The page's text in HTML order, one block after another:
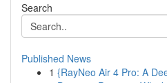
Search
Published News
1 {RayNeo Air 4 Pro: A